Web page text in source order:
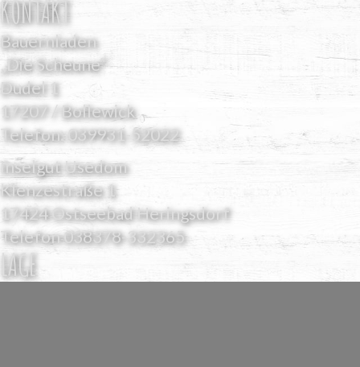
KONTAKT
Bauernladen
„Die Scheune“
Dudel 1
17207 / Bollewick
Telefon:039931-52022
Inselgut Usedom
Klenzestraße 1
17424 Ostseebad Heringsdorf
Telefon038378-332365
LAGE